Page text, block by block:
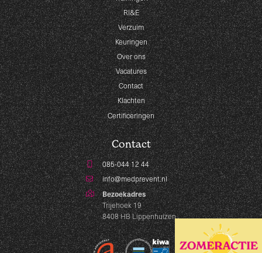
RI&E
Verzuim
Keuringen
Over ons
Vacatures
Contact
Klachten
Certificeringen
Contact
085-044 12 44
info@medprevent.nl
Bezoekadres
Trijehoek 19
8408 HB Lippenhuizen